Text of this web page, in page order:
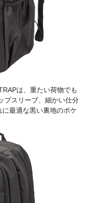
は、重たい荷物でも
プスリーブ、細かい仕分
最適な黒い裏地のポケ